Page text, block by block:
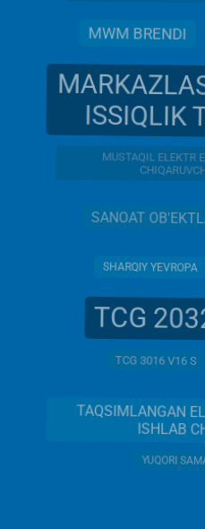
MWM BRENDI
ISSIQLIK
MUSTAQIL ELEKTR
SANOAT
SHARQIY YEVROPA
TCG
TCG 3016 V16 S
TAQSIMLANGAN
ISHLAB